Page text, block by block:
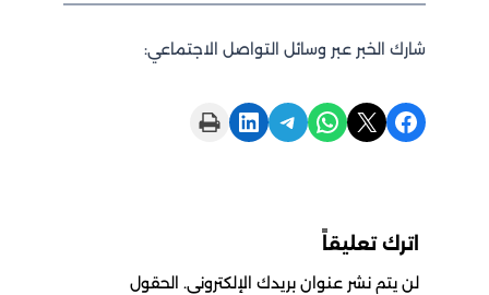
شارك الخبر عبر وسائل التواصل الاجتماعي:
Share on Facebook
Share on X
Share on WhatsApp
Share on Telegram
Share on LinkedIn
Print this Page
اترك تعليقاً
لن يتم نشر عنوان بريدك الإلكتروني. الحقول